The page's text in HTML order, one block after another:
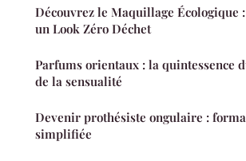
Découvrez le Maquillage Écologique
un Look Zéro Déchet
Parfums orientaux : la quintessence
de la sensualité
Devenir prothésiste ongulaire :
simplifiée